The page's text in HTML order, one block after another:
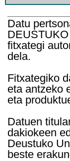
Datu
fitxategi
dela.
Fitxategiko
eta antzeko
eta
Datuen
dakiokeen
Deustuko
beste